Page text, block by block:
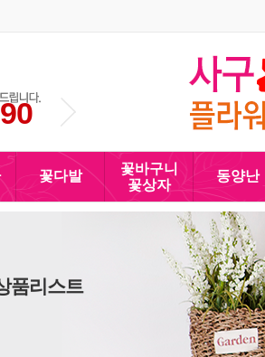
꽃다발
꽃바구니
꽃상자
동양난
품리스트